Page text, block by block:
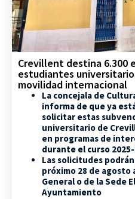
Crevillent destina 6.300
estudiantes
movilidad internacional
La concejala de
informa de que ya
solicitar estas
universitario de
en programas de
durante el curso
Las solicitudes
próximo 28 de
General o de la Sede
Ayuntamiento